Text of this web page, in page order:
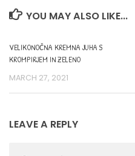
YOU MAY ALSO LIKE...
VELIKONOČNA KREMNA JUHA S
KROMPIRJEM IN ZELENO
MARCH 27, 2021
LEAVE A REPLY